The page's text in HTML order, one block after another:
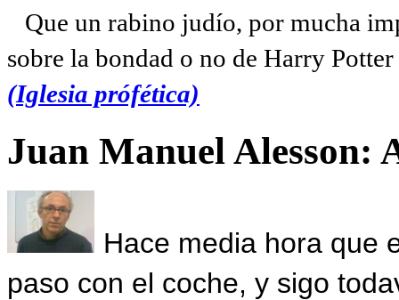
Que un rabino judío, por mucha
sobre la bondad o no de Harry
(Iglesia prófética)
Juan Manuel Alesson:
Hace media hora que
paso con el coche, y sigo